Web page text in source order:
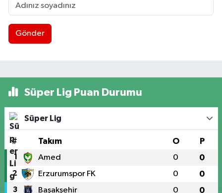
Gönder
Süper Lig Puan Durumu
Süper Lig
# Takım O P
1 Amed 0 0
2 Erzurumspor FK 0 0
3 Başakşehir 0 0